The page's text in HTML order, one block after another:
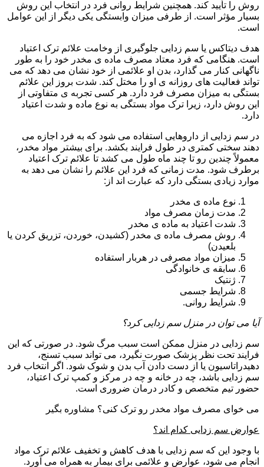
روش را تأیید کند. همچنین شرایط روانی فرد در انتخاب این روش
بسیار مؤثر است. از طرفی میزان وابستگی یکی دیگر از این عوامل
است.
هدف دیتاکس یا سم زدایی جلوگیری از وخامت علائم ترک اعتیاد
است. هنگامی که فرد معتاد مصرف ماده ی مخدر خود را به طور
ناگهانی کنار می گذارد، بدن او علائمی از خود نشان می دهد که می
تواند فعالیت های روزانه ی او را مختل کند. شدت بروز این علائم
بستگی به میزان مصرف فرد دارد. هر کسی تجربه ی متفاوتی از
این روش دارد، زیرا ترک مواد بستگی به نوع ماده و شدت اعتیاد
دارد.
در سم زدایی از داروهایی استفاده می شود که به فرد اجازه می
دهند سختی کمتری در طول فرایند بکشد. برای بیشتر مواد مخدر،
معمولاً چندین رو تا چند ماه طول می کشد تا علائم ترک اعتیاد
برطرف شود. مدت زمانی که فرد این علائم را نشان می دهد به
موارد زیادی بستگی دارد که عبارت اند از:
نوع ماده ی مخدر
مدت زمان مصرف مواد
شدت اعتیاد به ماده ی مخدر
روش مصرف ماده ی مخدر (کشیدن، خوردن، تزریق کردن یا
بلعیدن)
میزان مواد مصرفی در هربار استفاده
سابقه ی خانوادگی
ژنتیک
شرایط جسمی
شرایط روانی.
آیا می توان در منزل سم زدایی کرد؟
سم زدایی در منزل ممکن است سبب مرگ شود. در صورتی که این
فرایند تحت نظر پزشک صورت نگیرد، می تواند سبب تسنج،
دهیدراتاسیون یا از دست دادن آب بدن و شوک شود. اگر انتخاب فرد
سم زدایی باشد، چه در خانه و چه در مرکز و کمپ ترک اعتیاد،
حضور تیم متخصص و کادر درمان ضروری است.
می خوای مصرف مواد مخدر رو ترک کنی؟ مشاوره بگیر
عوارض سم زدایی کدام اند؟
با وجود این که سم زدایی با هدف کاهش و تخفیف علائم ترک مواد
انجام می شود، عوارض و علائمی برای بیمار به همراه می آورد.